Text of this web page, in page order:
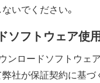
いでください。
ソフトウェア使
ンロードソフトウ
社が保証契約に基